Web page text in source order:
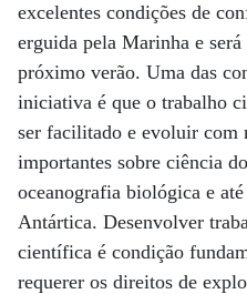
excelentes condições de
erguida pela Marinha e
próximo verão. Uma das
iniciativa é que o trabalho
ser facilitado e evoluir com
importantes sobre ciência
oceanografia biológica e
Antártica. Desenvolver
científica é condição
requerer os direitos de